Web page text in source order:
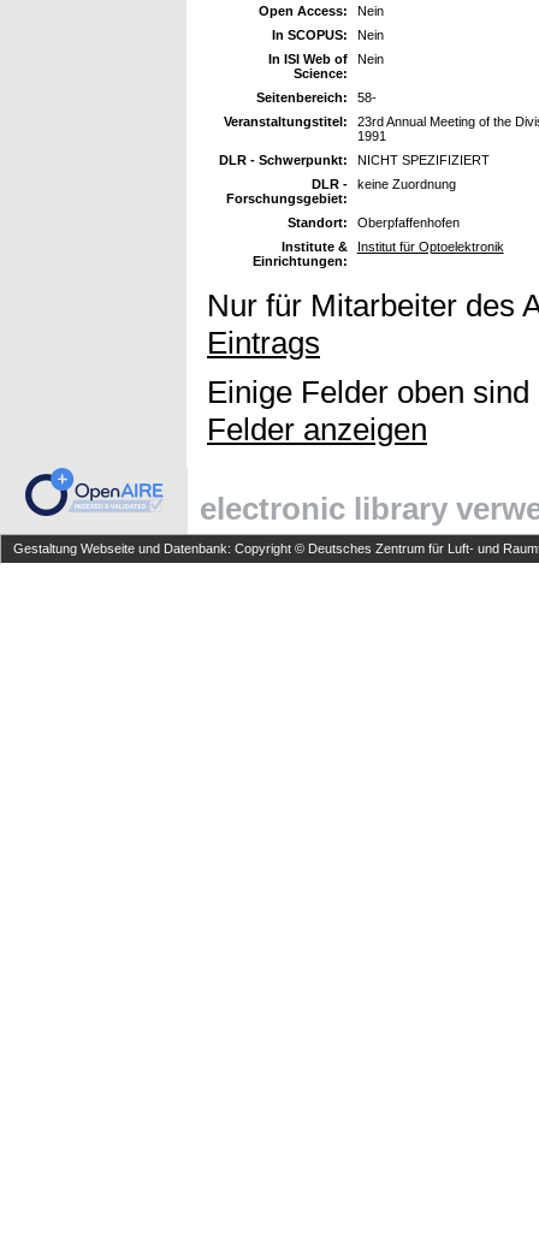
Open Access:
Nein
In SCOPUS:
Nein
In ISI Web of
Science:
Nein
Seitenbereich:
58-
Veranstaltungstitel:
23rd Annual Meeting of the
1991
DLR - Schwerpunkt:
NICHT SPEZIFIZIERT
DLR -
Forschungsgebiet:
keine Zuordnung
Standort:
Oberpfaffenhofen
Institute &
Einrichtungen:
Institut für Optoelektronik
Nur für Mitarbeiter des
Eintrags
Einige Felder oben
Felder anzeigen
electronic library
Gestaltung Webseite und Datenbank: Copyright © Deutsches Zentrum für Luft- und